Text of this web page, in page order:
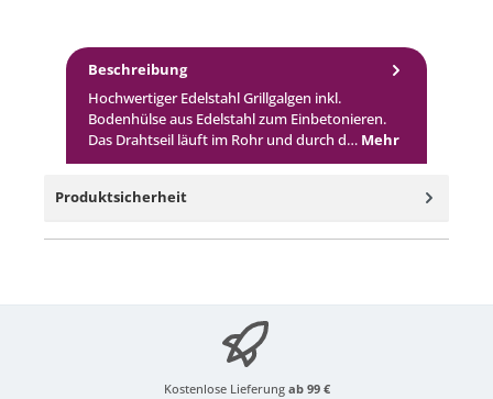
Beschreibung
Hochwertiger Edelstahl Grillgalgen inkl.
Bodenhülse aus Edelstahl zum Einbetonieren.
Das Drahtseil läuft im Rohr und durch d… Mehr
Produktsicherheit
Kostenlose Lieferung ab 99 €